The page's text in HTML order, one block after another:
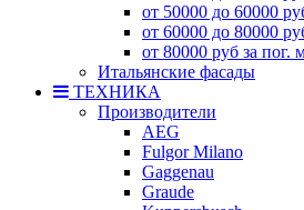
от 50000 до 60000
от 60000 до 80000
от 80000 руб за пог.
Итальянские фасады
ТЕХНИКА
Производители
AEG
Fulgor Milano
Gaggenau
Graude